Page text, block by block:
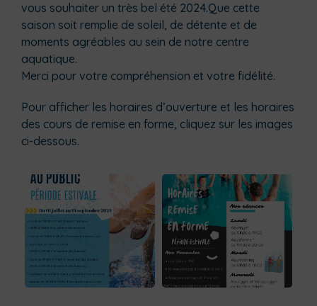
vous souhaiter un très bel été 2024.Que cette
saison soit remplie de soleil, de détente et de
moments agréables au sein de notre centre
aquatique.
Merci pour votre compréhension et votre fidélité.
Pour afficher les horaires d’ouverture et les horaires
des cours de remise en forme, cliquez sur les images
ci-dessous.